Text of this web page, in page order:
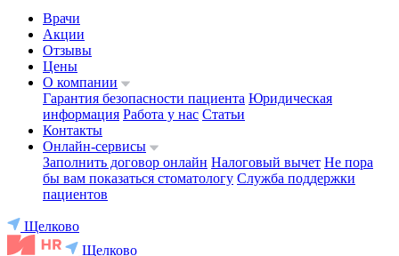
Врачи
Акции
Отзывы
Цены
О компании
Гарантия безопасности пациента Юридическая
информация Работа у нас Статьи
Контакты
Онлайн-сервисы
Заполнить договор онлайн Налоговый вычет Не пора
бы вам показаться стоматологу Служба поддержки
пациентов
Щелково
Щелково